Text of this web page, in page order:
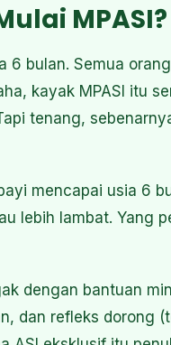
MPASI?
6 bulan. Semua
kayak MPASI itu
tenang,
mencapai usia 6
lebih lambat. Yang
dengan bantuan
dan refleks dorong